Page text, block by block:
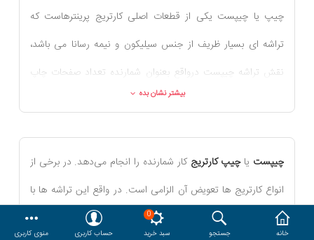
حساب کاربری
خانه جستجو
0
سبد خرید
حساب کاربری منوی کاربری
چیپ یا چیپست یکی از قطعات اصلی کارتریج پرینترهاست که
تراشه ای بسیار ظریف از جنس سیلیکون و نیمه رسانا می باشد،
نقش تراشه چیپست درواقع بعنوان شمارنده تعداد صفحات چاپ
شده توسط چاپگر یا دستگاه کپی بوده و علاوه بر آن وظیفه تشخیص
چاپ نداشته باشد، تراشه چیپست پیغام ارور یا خطا را به سیستم
منتقل می کند، ناگفته نماند که تراشه چیپست در هر بار شارژ و
عوض کردن کارتریج، باید تعویض گردد.
بیشتر نشان بده
چیپست یاچیپ کارتریج کار شمارنده را انجام می‌دهد. در برخی از
انواع کارتریج ها تعویض آن الزامی است. در واقع این تراشه ها با
دانستن تعداد قطرات جوهری که تا کنون برای چاپ استفاده شده